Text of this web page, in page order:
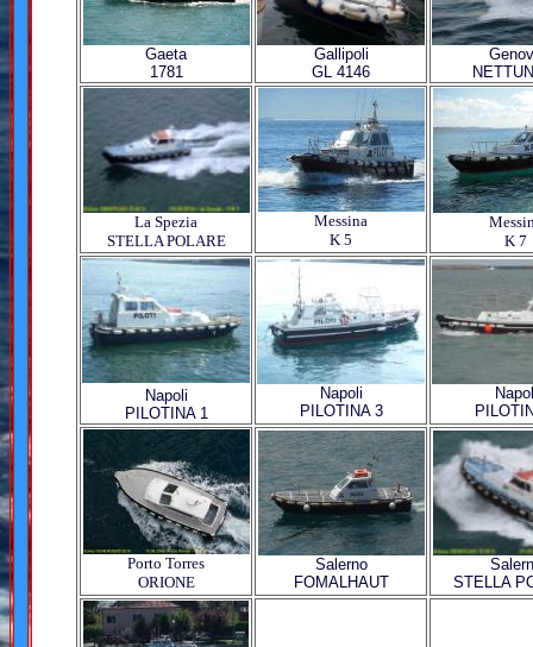
Gaeta
1781
Gallipoli
GL 4146
La Spezia
STELLA POLARE
Messina
K 5
K 7
Napoli
PILOTINA 1
Napoli
PILOTINA 3
Porto Torres
ORIONE
Salerno
FOMALHAUT
STELLA